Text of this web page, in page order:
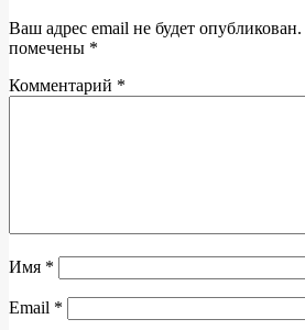
Ваш адрес email не будет опубликован.
помечены *
Комментарий *
Имя *
Email *